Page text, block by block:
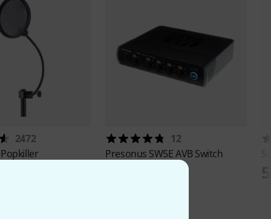
2472
12
Presonus SW5E AVB Switch